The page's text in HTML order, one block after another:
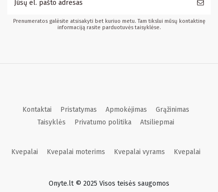
Prenumeratos galėsite atsisakyti bet kuriuo metu. Tam tikslui mūsų kontaktinę
informaciją rasite parduotuvės taisyklėse.
Kontaktai Pristatymas Apmokėjimas
Grąžinimas
Taisyklės
Privatumo politika Atsiliepmai
Kvepalai Kvepalai moterims Kvepalai vyrams Kvepalai
Onyte.lt © 2025 Visos teisės saugomos